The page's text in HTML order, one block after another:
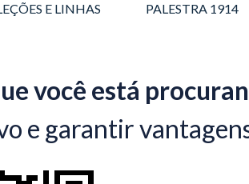
E LINHAS PALESTRA 1914
você está
e garantir